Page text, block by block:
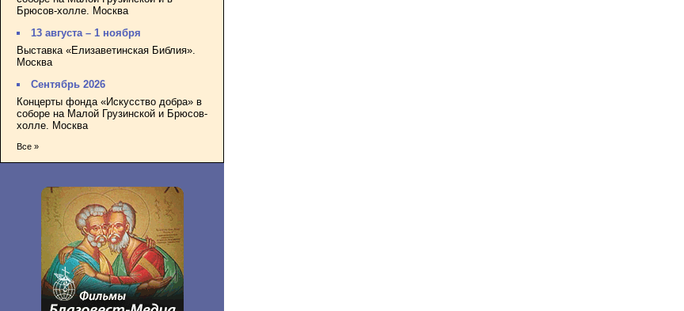
Брюсов-холле. Москва
13 августа – 1 ноября
Выставка «Елизаветинская Библия».
Москва
Сентябрь 2026
Концерты фонда «Искусство добра» в
соборе на Малой Грузинской и Брюсов-
холле. Москва
Все »